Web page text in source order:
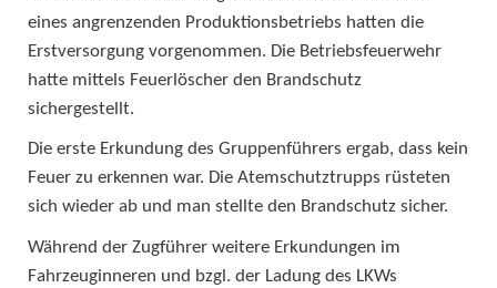
eines angrenzenden Produktionsbetriebs hatten die
Erstversorgung vorgenommen. Die Betriebsfeuerwehr
hatte mittels Feuerlöscher den Brandschutz
sichergestellt.
Die erste Erkundung des Gruppenführers ergab, dass kein
Feuer zu erkennen war. Die Atemschutztrupps rüsteten
sich wieder ab und man stellte den Brandschutz sicher.
Während der Zugführer weitere Erkundungen im
Fahrzeuginneren und bzgl. der Ladung des LKWs